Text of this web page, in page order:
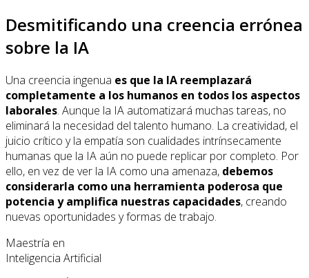
Desmitificando una creencia errónea
sobre la IA
Una creencia ingenua es que la IA reemplazará
completamente a los humanos en todos los aspectos
laborales. Aunque la IA automatizará muchas tareas, no
eliminará la necesidad del talento humano. La creatividad, el
juicio crítico y la empatía son cualidades intrínsecamente
humanas que la IA aún no puede replicar por completo. Por
ello, en vez de ver la IA como una amenaza, debemos
considerarla como una herramienta poderosa que
potencia y amplifica nuestras capacidades, creando
nuevas oportunidades y formas de trabajo.
Maestría en
Inteligencia Artificial